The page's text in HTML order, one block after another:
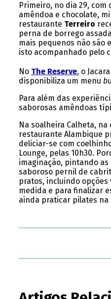
Primeiro, no dia 29, com
amêndoa e chocolate,
restaurante Terreiro
perna de borrego
mais pequenos não são
isto acompanhado pelo
No The Reserve, o
disponibiliza um menu
Para além das
saborosas amêndoas
Na soalheira Calheta,
restaurante Alambique
deliciar-se com
Lounge, pelas 10h30.
imaginação, pintando as
saboroso pernil de
pratos, incluindo
medida e para finalizar
ainda praticar pilates na